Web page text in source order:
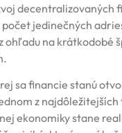
decentralizovaných
jedinečných
na
sa financie stanú
z
ekonomiky stane